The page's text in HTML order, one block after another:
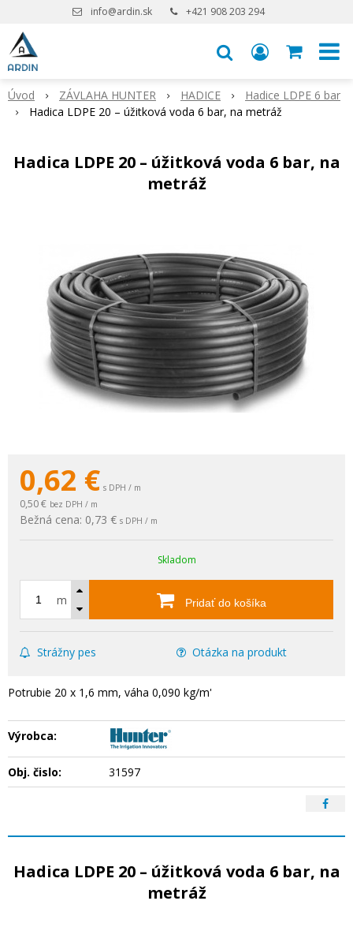
info@ardin.sk +421 908 203 294
Úvod ZÁVLAHA HUNTER HADICE
Hadice LDPE 6 bar
Hadica LDPE 20 – úžitková voda 6 bar, na metráž
Hadica LDPE 20 – úžitková voda 6 bar, na
metráž
0,62 € s DPH / m
0,50 € bez DPH / m
Bežná cena: 0,73 € s DPH / m
Skladom
m Pridať do košíka
Strážny pes Otázka na produkt
Potrubie 20 x 1,6 mm, váha 0,090 kg/m'
Výrobca:
Obj. čislo: 31597
Hadica LDPE 20 – úžitková voda 6 bar, na
metráž